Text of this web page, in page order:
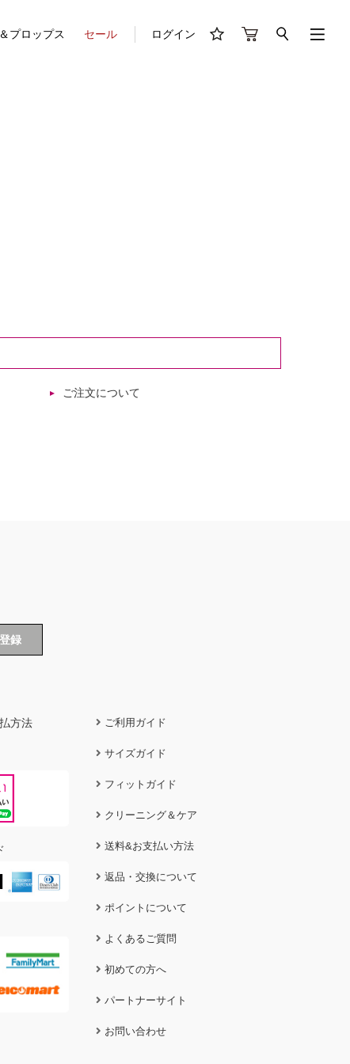
プロップス セール ログイン
ご注文について
方法 ご利用ガイド
サイズガイド
フィットガイド
クリーニング＆ケア
送料&お支払い方法
返品・交換について
ポイントについて
よくあるご質問
初めての方へ
パートナーサイト
お問い合わせ